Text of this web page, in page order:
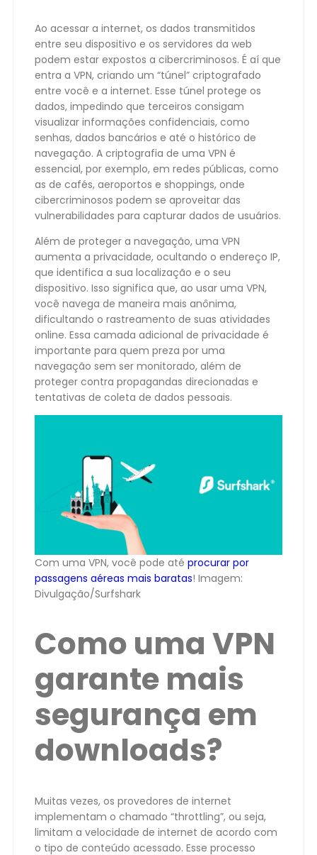
Ao acessar a internet, os dados transmitidos
entre seu dispositivo e os servidores da web
podem estar expostos a cibercriminosos. É aí que
entra a VPN, criando um “túnel” criptografado
entre você e a internet. Esse túnel protege os
dados, impedindo que terceiros consigam
visualizar informações confidenciais, como
senhas, dados bancários e até o histórico de
navegação. A criptografia de uma VPN é
essencial, por exemplo, em redes públicas, como
as de cafés, aeroportos e shoppings, onde
cibercriminosos podem se aproveitar das
vulnerabilidades para capturar dados de usuários.
Além de proteger a navegação, uma VPN
aumenta a privacidade, ocultando o endereço IP,
que identifica a sua localização e o seu
dispositivo. Isso significa que, ao usar uma VPN,
você navega de maneira mais anônima,
dificultando o rastreamento de suas atividades
online. Essa camada adicional de privacidade é
importante para quem preza por uma
navegação sem ser monitorado, além de
proteger contra propagandas direcionadas e
tentativas de coleta de dados pessoais.
Com uma VPN, você pode até procurar por
passagens aéreas mais baratas! Imagem:
Divulgação/Surfshark
Como uma VPN
garante mais
segurança em
downloads?
Muitas vezes, os provedores de internet
implementam o chamado “throttling”, ou seja,
limitam a velocidade de internet de acordo com
o tipo de conteúdo acessado. Esse processo